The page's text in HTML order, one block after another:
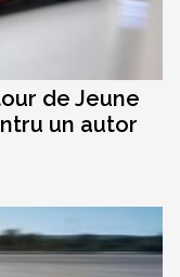
de Jeune
un autor